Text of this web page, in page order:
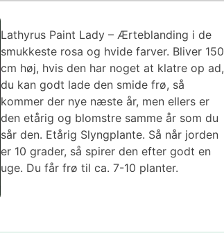
Lathyrus Paint Lady – Ærteblanding i de
smukkeste rosa og hvide farver. Bliver 150
cm høj, hvis den har noget at klatre op ad,
du kan godt lade den smide frø, så
kommer der nye næste år, men ellers er
den etårig og blomstre samme år som du
sår den. Etårig Slyngplante. Så når jorden
er 10 grader, så spirer den efter godt en
uge. Du får frø til ca. 7-10 planter.